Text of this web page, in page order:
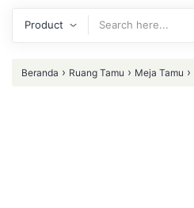
Beranda › Ruang Tamu › Meja Tamu ›